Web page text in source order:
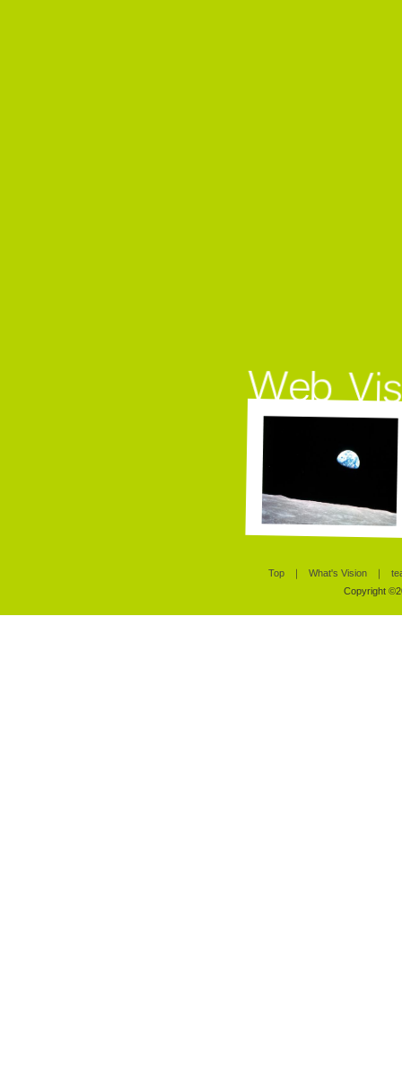
Top What's Vision
Copyright